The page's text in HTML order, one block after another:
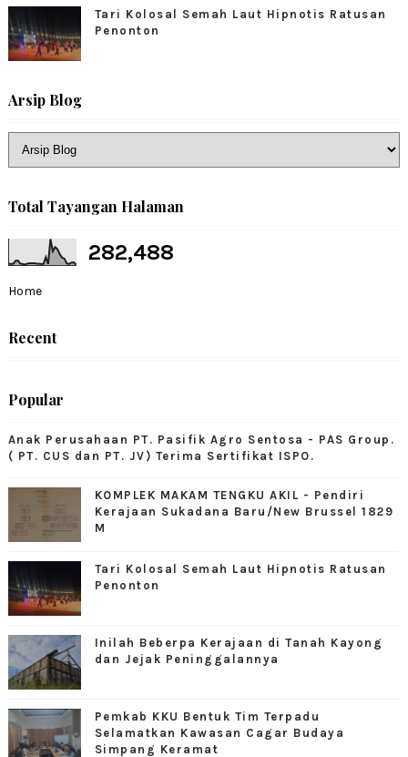
Tari Kolosal Semah Laut Hipnotis Ratusan
Penonton
Arsip Blog
Total Tayangan Halaman
282,488
Home
Recent
Popular
Anak Perusahaan PT. Pasifik Agro Sentosa - PAS Group.
( PT. CUS dan PT. JV) Terima Sertifikat ISPO.
KOMPLEK MAKAM TENGKU AKIL - Pendiri
Kerajaan Sukadana Baru/New Brussel 1829
M
Tari Kolosal Semah Laut Hipnotis Ratusan
Penonton
Inilah Beberpa Kerajaan di Tanah Kayong
dan Jejak Peninggalannya
Pemkab KKU Bentuk Tim Terpadu
Selamatkan Kawasan Cagar Budaya
Simpang Keramat